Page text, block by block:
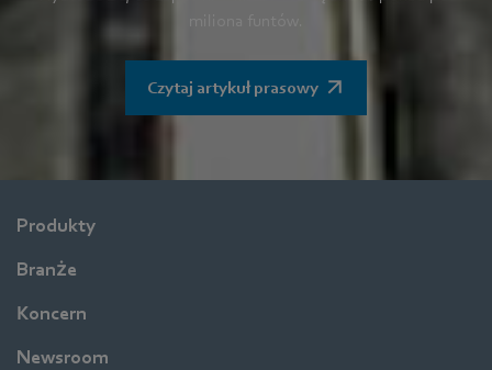
Czytaj artykuł prasowy
Produkty
Branże
Koncern
Newsroom